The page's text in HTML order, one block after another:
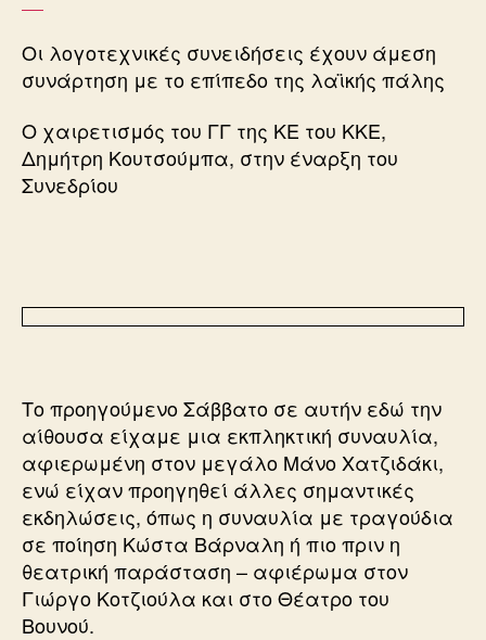
Οι λογοτεχνικές συνειδήσεις έχουν άμεση
συνάρτηση με το επίπεδο της λαϊκής πάλης
Ο χαιρετισμός του ΓΓ της ΚΕ του ΚΚΕ,
Δημήτρη Κουτσούμπα, στην έναρξη του
Συνεδρίου
Το προηγούμενο Σάββατο σε αυτήν εδώ την
αίθουσα είχαμε μια εκπληκτική συναυλία,
αφιερωμένη στον μεγάλο Μάνο Χατζιδάκι,
ενώ είχαν προηγηθεί άλλες σημαντικές
εκδηλώσεις, όπως η συναυλία με τραγούδια
σε ποίηση Κώστα Βάρναλη ή πιο πριν η
θεατρική παράσταση – αφιέρωμα στον
Γιώργο Κοτζιούλα και στο Θέατρο του
Βουνού.